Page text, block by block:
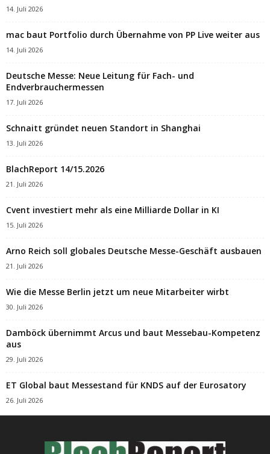
14. Juli 2026
mac baut Portfolio durch Übernahme von PP Live weiter aus
14. Juli 2026
Deutsche Messe: Neue Leitung für Fach- und
Endverbrauchermessen
17. Juli 2026
Schnaitt gründet neuen Standort in Shanghai
13. Juli 2026
BlachReport 14/15.2026
21. Juli 2026
Cvent investiert mehr als eine Milliarde Dollar in KI
15. Juli 2026
Arno Reich soll globales Deutsche Messe-Geschäft ausbauen
21. Juli 2026
Wie die Messe Berlin jetzt um neue Mitarbeiter wirbt
30. Juli 2026
Damböck übernimmt Arcus und baut Messebau-Kompetenz
aus
29. Juli 2026
ET Global baut Messestand für KNDS auf der Eurosatory
26. Juli 2026